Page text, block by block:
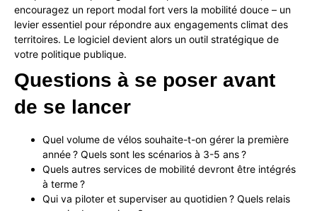
encouragez un report modal fort vers la mobilité douce – un
levier essentiel pour répondre aux engagements climat des
territoires. Le logiciel devient alors un outil stratégique de
votre politique publique.
Questions à se poser avant
de se lancer
Quel volume de vélos souhaite-t-on gérer la première
année ? Quels sont les scénarios à 3-5 ans ?
Quels autres services de mobilité devront être intégrés
à terme ?
Qui va piloter et superviser au quotidien ? Quels relais